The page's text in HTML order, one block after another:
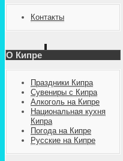
Контакты
О Кипре
Праздники Кипра
Сувениры с Кипра
Алкоголь на Кипре
Национальная кухня
Кипра
Погода на Кипре
Русские на Кипре